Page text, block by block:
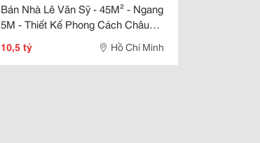
Bán Nhà Lê Văn Sỹ - 45M² - Ngang
5M - Thiết Kế Phong Cách Châu
Âu - 3 Pn Khép Kín - Giá 10.5 Tỷ
10,5 tỷ Hồ Chí Minh